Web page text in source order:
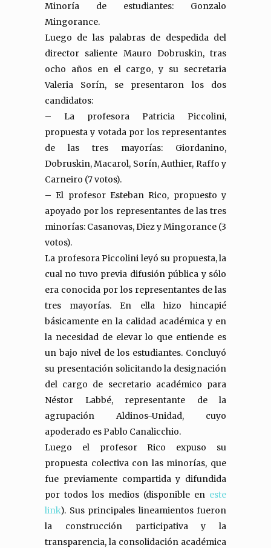
Minoría de estudiantes: Gonzalo
Mingorance.
Luego de las palabras de despedida del
director saliente Mauro Dobruskin, tras
ocho años en el cargo, y su secretaria
Valeria Sorín, se presentaron los dos
candidatos:
– La profesora Patricia Piccolini,
propuesta y votada por los representantes
de las tres mayorías: Giordanino,
Dobruskin, Macarol, Sorín, Authier, Raffo y
Carneiro (7 votos).
– El profesor Esteban Rico, propuesto y
apoyado por los representantes de las tres
minorías: Casanovas, Diez y Mingorance (3
votos).
La profesora Piccolini leyó su propuesta, la
cual no tuvo previa difusión pública y sólo
era conocida por los representantes de las
tres mayorías. En ella hizo hincapié
básicamente en la calidad académica y en
la necesidad de elevar lo que entiende es
un bajo nivel de los estudiantes. Concluyó
su presentación solicitando la designación
del cargo de secretario académico para
Néstor Labbé, representante de la
agrupación Aldinos-Unidad, cuyo
apoderado es Pablo Canalicchio.
Luego el profesor Rico expuso su
propuesta colectiva con las minorías, que
fue previamente compartida y difundida
por todos los medios (disponible en este
link). Sus principales lineamientos fueron
la construcción participativa y la
transparencia, la consolidación académica